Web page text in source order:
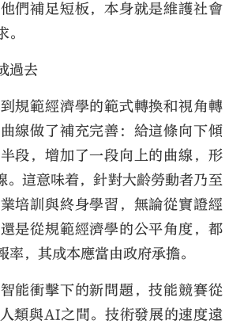
們補足短板，本身就是維護社會
過去
規範經濟學的範式轉換和視角轉
線做了補充完善：給這條向下傾
段，增加了一段向上的曲線，形
。這意味着，針對大齡勞動者乃至
培訓與終身學習，無論從實證經
是從規範經濟學的公平角度，都
率，其成本應當由政府承擔。
能衝擊下的新問題，技能競賽從
類與AI之間。技術發展的速度遠